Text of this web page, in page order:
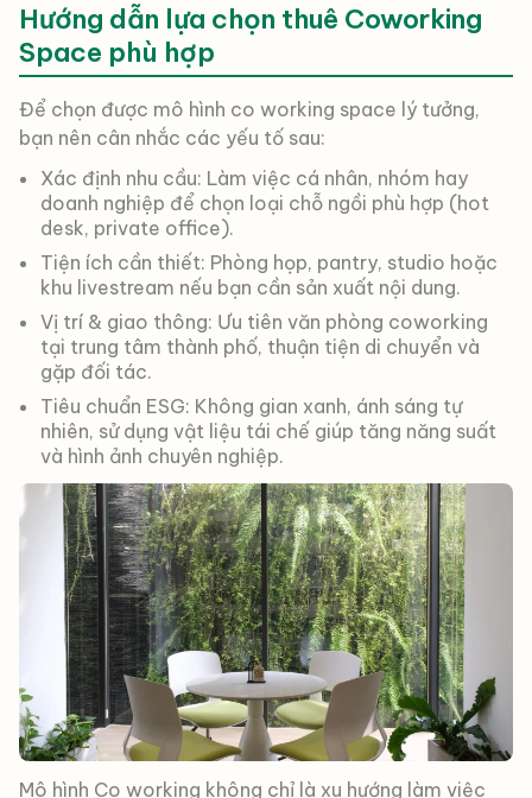
Hướng dẫn lựa chọn thuê Coworking
Space phù hợp
Để chọn được mô hình co working space lý tưởng,
bạn nên cân nhắc các yếu tố sau:
Xác định nhu cầu: Làm việc cá nhân, nhóm hay
doanh nghiệp để chọn loại chỗ ngồi phù hợp (hot
desk, private office).
Tiện ích cần thiết: Phòng họp, pantry, studio hoặc
khu livestream nếu bạn cần sản xuất nội dung.
Vị trí & giao thông: Ưu tiên văn phòng coworking
tại trung tâm thành phố, thuận tiện di chuyển và
gặp đối tác.
Tiêu chuẩn ESG: Không gian xanh, ánh sáng tự
nhiên, sử dụng vật liệu tái chế giúp tăng năng suất
và hình ảnh chuyên nghiệp.
Mô hình Co working không chỉ là xu hướng làm việc